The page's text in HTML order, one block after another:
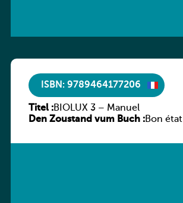
ISBN: 9789464177206
Titel :BIOLUX 3 – Manuel
Den Zoustand vum Buch :Bon état